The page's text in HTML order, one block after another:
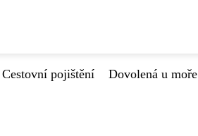
Cestovní pojištění Dovolená u moře